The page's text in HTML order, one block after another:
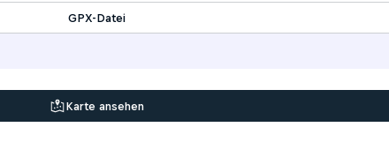
GPX-Datei
Karte ansehen